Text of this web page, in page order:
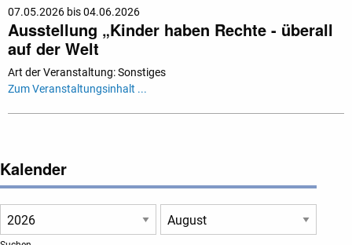
07.05.2026 bis 04.06.2026
Ausstellung „Kinder haben Rechte - überall
auf der Welt
Art der Veranstaltung: Sonstiges
Zum Veranstaltungsinhalt ...
Kalender